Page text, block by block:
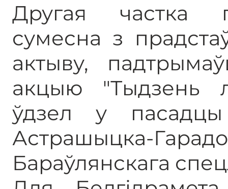
Другая частка
сумесна з
актыву,
акцыю "Тыдзень
ўдзел у
Астрашыцка-
Бараўлянскага